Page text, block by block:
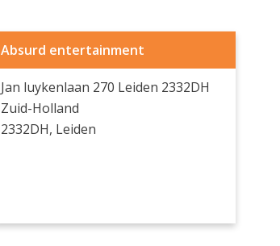
Absurd entertainment
Jan luykenlaan 270 Leiden 2332DH
Zuid-Holland
2332DH, Leiden